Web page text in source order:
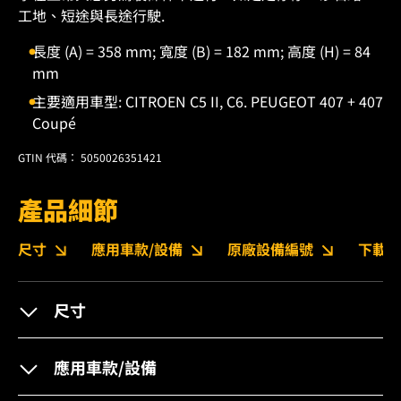
工地、短途與長途行駛.
長度 (A) = 358 mm; 寬度 (B) = 182 mm; 高度 (H) = 84
mm
主要適用車型: CITROEN C5 II, C6. PEUGEOT 407 + 407
Coupé
GTIN 代碼： 5050026351421
產品細節
尺寸 應用車款/設備 原廠設備編號 下載
尺寸
應用車款/設備